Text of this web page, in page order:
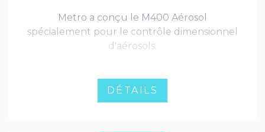
Metro a conçu le M400 Aérosol
spécialement pour le contrôle dimensionnel
d'aérosols.
DÉTAILS